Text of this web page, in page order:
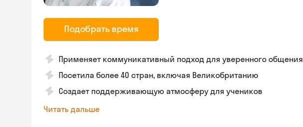
Подобрать время
Применяет коммуникативный подход для уверенного общения
Посетила более 40 стран, включая Великобританию
Создает поддерживающую атмосферу для учеников
Читать дальше